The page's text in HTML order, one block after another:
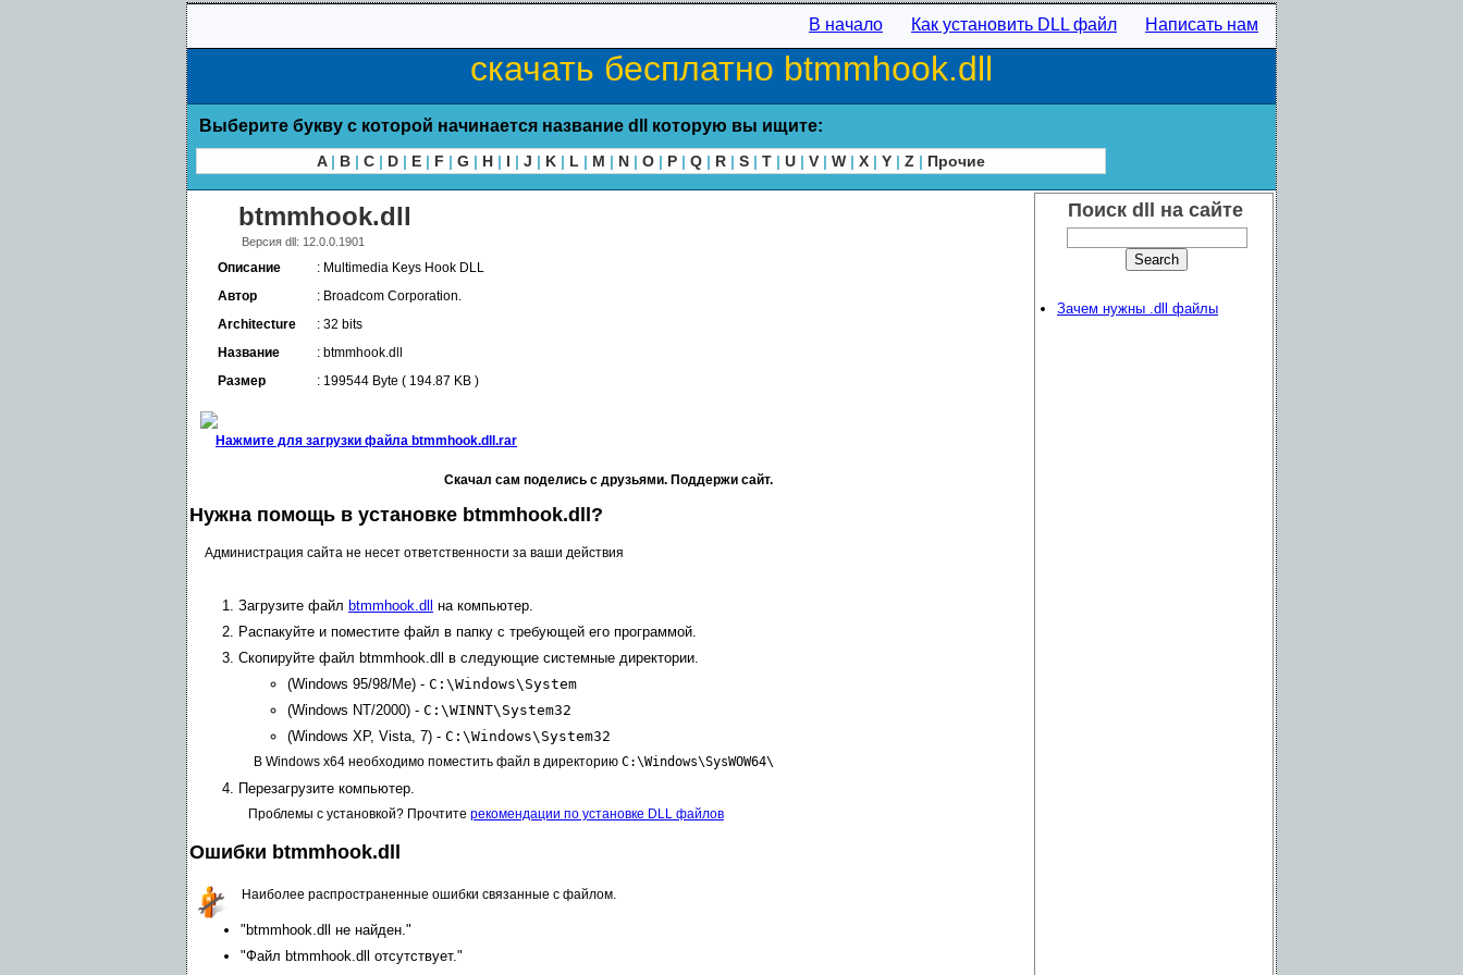
В начало Как установить DLL файл Написать нам
скачать бесплатно btmmhook.dll
Выберите букву с которой начинается название dll которую вы ищите:
A | B | C | D | E | F | G | H | I | J | K | L | M | N | O | P | Q | R | S | T | U | V | W | X | Y | Z | Прочие
btmmhook.dll
Версия dll: 12.0.0.1901
Описание
: Multimedia Keys Hook DLL
Автор
: Broadcom Corporation.
Architecture
: 32 bits
Название
: btmmhook.dll
Размер
: 199544 Byte ( 194.87 KB )
Нажмите для загрузки файла btmmhook.dll.rar
Скачал сам поделись с друзьями. Поддержи сайт.
Нужна помощь в установке btmmhook.dll?
Администрация сайта не несет ответственности за ваши действия
Загрузите файл btmmhook.dll
на компьютер.
Распакуйте и поместите файл в папку с требующей его программой.
Скопируйте файл btmmhook.dll в следующие системные директории.
(Windows 95/98/Me) - C:\Windows\System
(Windows NT/2000) - C:\WINNT\System32
(Windows XP, Vista, 7) - C:\Windows\System32
В Windows x64 необходимо поместить файл в директорию C:\Windows\SysWOW64\
Перезагрузите компьютер.
Проблемы с установкой? Прочтите рекомендации по установке DLL файлов
Ошибки btmmhook.dll
Наиболее распространенные ошибки связанные с файлом.
"btmmhook.dll не найден."
"Файл btmmhook.dll отсутствует."
Поиск dll на сайте
Зачем нужны .dll файлы